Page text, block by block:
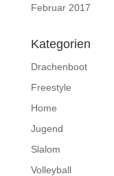
Februar 2017
Kategorien
Drachenboot
Freestyle
Home
Jugend
Slalom
Volleyball